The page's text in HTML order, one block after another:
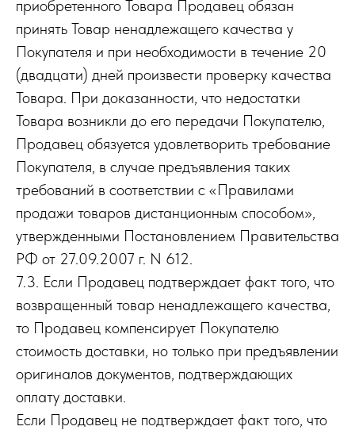
приобретенного Товара Продавец обязан
принять Товар ненадлежащего качества у
Покупателя и при необходимости в течение 20
(двадцати) дней произвести проверку качества
Товара. При доказанности, что недостатки
Товара возникли до его передачи Покупателю,
Продавец обязуется удовлетворить требование
Покупателя, в случае предъявления таких
требований в соответствии с «Правилами
продажи товаров дистанционным способом»,
утвержденными Постановлением Правительства
РФ от 27.09.2007 г. N 612.
7.3. Если Продавец подтверждает факт того, что
возвращенный товар ненадлежащего качества,
то Продавец компенсирует Покупателю
стоимость доставки, но только при предъявлении
оригиналов документов, подтверждающих
оплату доставки.
Если Продавец не подтверждает факт того, что